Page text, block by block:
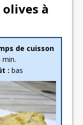
à
de cuisson
min.
: bas